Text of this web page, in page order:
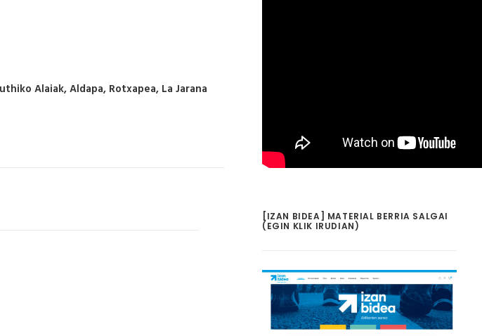
Alaiak, Aldapa, Rotxapea, La Jarana
[IZAN BIDEA] MATERIAL BERRIA SALGAI
(EGIN KLIK IRUDIAN)